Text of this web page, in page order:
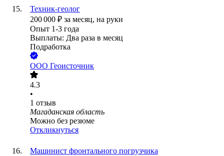
Техник-геолог
200 000 ₽ за месяц, на руки
Опыт 1-3 года
Выплаты: Два раза в месяц
Подработка
ООО Геоисточник
4.3
•
1 отзыв
Магаданская область
Можно без резюме
Откликнуться
Машинист фронтального погрузчика